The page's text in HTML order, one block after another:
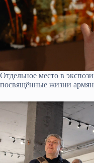
Отдельное место в
посвящённые жизни